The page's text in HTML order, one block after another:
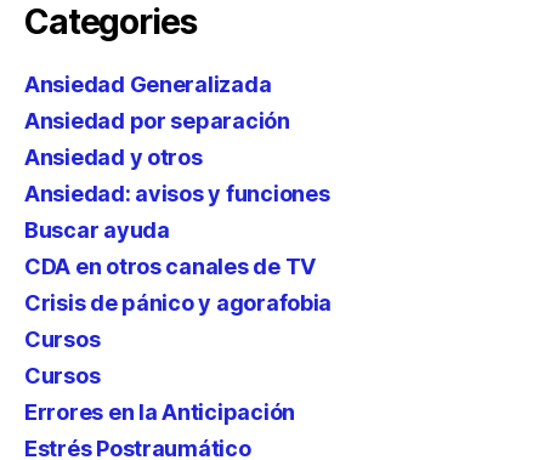
Categories
Ansiedad Generalizada
Ansiedad por separación
Ansiedad y otros
Ansiedad: avisos y funciones
Buscar ayuda
CDA en otros canales de TV
Crisis de pánico y agorafobia
Cursos
Cursos
Errores en la Anticipación
Estrés Postraumático